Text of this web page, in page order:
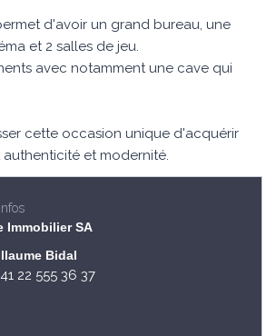
d'avoir un grand bureau, une
et 2 salles de jeu.
avec notamment une cave qui
cette occasion unique d'acquérir
et modernité.
Immobilier SA
Bidal
22 555 36 37